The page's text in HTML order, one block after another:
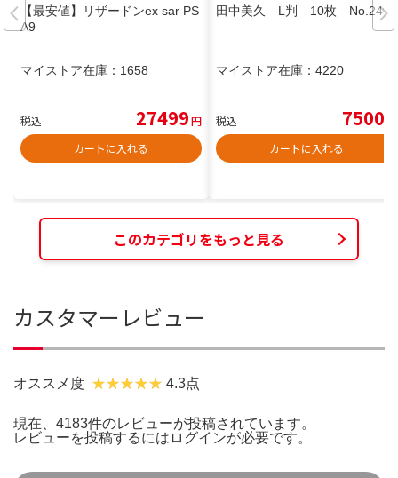
【最安値】リザードンex sar PS
A9
マイストア在庫： 1658
税込 27499円
カートに入れる
田中美久 L判 10枚 No.249
マイストア在庫： 4220
税込 7500
カートに入れる
このカテゴリをもっと見る
カスタマーレビュー
オススメ度 4.3点
現在、4183件のレビューが投稿されています。
レビューを投稿するには ログインが必要です。